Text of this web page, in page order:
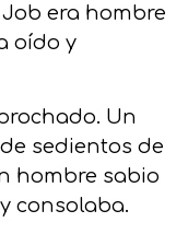
era hombre
oído y
Un
sedientos de
hombre sabio
consolaba.